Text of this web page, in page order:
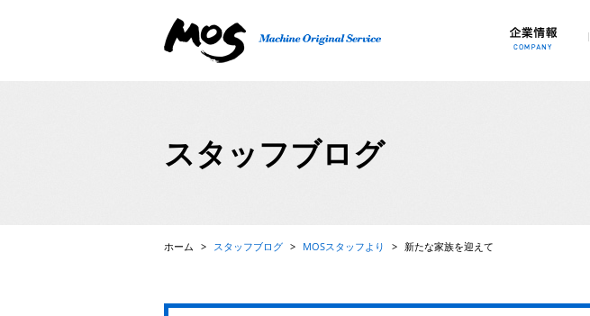
スタッフブログ
ホーム > スタッフブログ > MOSスタッフより > 新たな家族を迎えて